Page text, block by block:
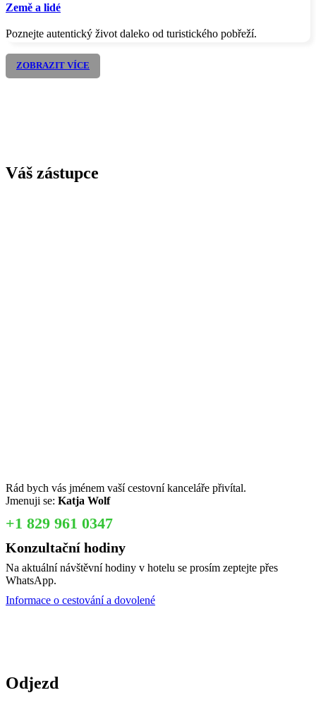
Země a lidé
Poznejte autentický život daleko od turistického pobřeží.
ZOBRAZIT VÍCE
Váš zástupce
Rád bych vás jménem vaší cestovní kanceláře přivítal.
Jmenuji se: Katja Wolf
+1 829 961 0347
Konzultační hodiny
Na aktuální návštěvní hodiny v hotelu se prosím zeptejte přes
WhatsApp.
Informace o cestování a dovolené
Odjezd